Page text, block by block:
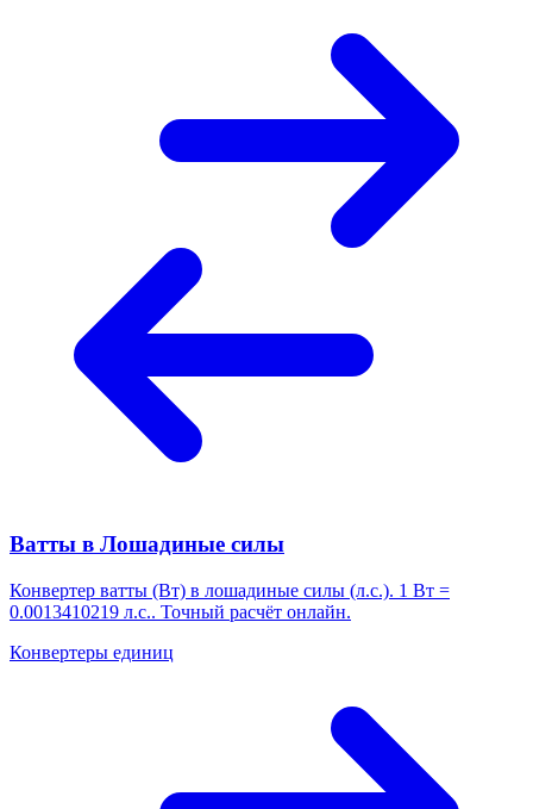
Ватты в Лошадиные силы
Конвертер ватты (Вт) в лошадиные силы (л.с.). 1 Вт =
0.0013410219 л.с.. Точный расчёт онлайн.
Конвертеры единиц